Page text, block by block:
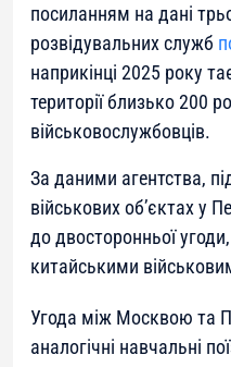
посиланням на дані
розвідувальних служб
наприкінці 2025 року
території близько 200
військовослужбовців.
За даними агентства,
військових об’єктах у
до двосторонньої
китайськими
Угода між Москвою та
аналогічні навчальні